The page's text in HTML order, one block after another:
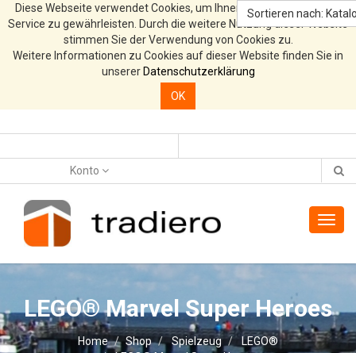
Diese Webseite verwendet Cookies, um Ihnen den bestmöglichen
Service zu gewährleisten. Durch die weitere Nutzung dieser Website
stimmen Sie der Verwendung von Cookies zu.
Weitere Informationen zu Cookies auf dieser Website finden Sie in
unserer Datenschutzerklärung
OK
Konto
LEGO® Marvel Super Heroes
Home Shop Spielzeug
LEGO®
Sortieren nach: